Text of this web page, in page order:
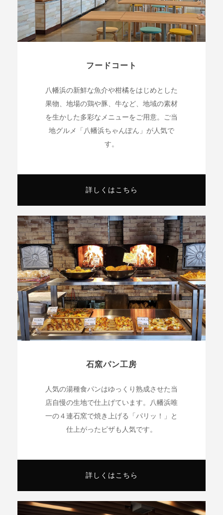
フードコート
八幡浜の新鮮な魚介や柑橘をはじめとした
果物、地場の鶏や豚、牛など、地域の素材
を生かした多彩なメニューをご用意。ご当
地グルメ「八幡浜ちゃんぽん」が人気で
す。
詳しくはこちら
石窯パン工房
人気の湯種食パンはゆっくり熟成させた当
店自慢の生地で仕上げています。八幡浜唯
一の４連石窯で焼き上げる「パリッ！」と
仕上がったピザも人気です。
詳しくはこちら